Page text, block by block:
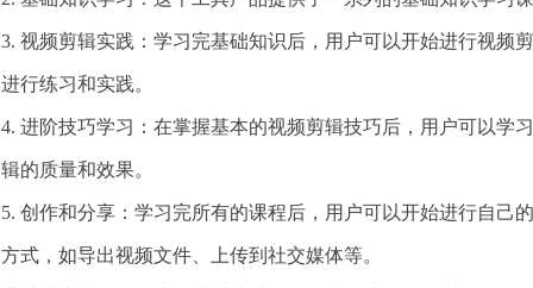
3. 视频剪辑实践：学习完基础知识后，用户可以开始进行视频
进行练习和实践。
4. 进阶技巧学习：在掌握基本的视频剪辑技巧后，用户可以学
辑的质量和效果。
5. 创作和分享：学习完所有的课程后，用户可以开始进行自己
方式，如导出视频文件、上传到社交媒体等。